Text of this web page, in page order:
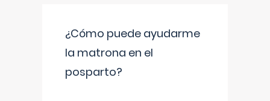
¿Cómo puede ayudarme
la matrona en el
posparto?